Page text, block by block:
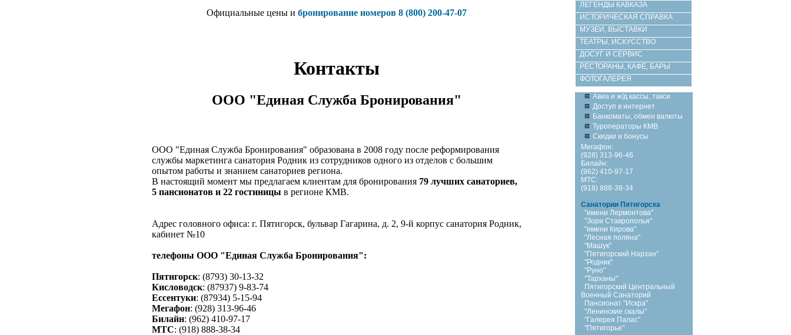
Официальные цены и бронирование номеров 8 (800) 200-47-07
Контакты
ООО "Единая Служба Бронирования"
ООО "Единая Служба Бронирования" образована в 2008 году после реформирования
службы маркетинга санатория Родник из сотрудников одного из отделов с большим
опытом работы и знанием санаториев региона.
В настоящий момент мы предлагаем клиентам для бронирования 79 лучших санаториев,
5 пансионатов и 22 гостиницы в регионе КМВ.
Адрес головного офиса: г. Пятигорск, бульвар Гагарина, д. 2, 9-й корпус санатория Родник,
кабинет №10
телефоны ООО "Единая Служба Бронирования":
Пятигорск: (8793) 30-13-32
Кисловодск: (87937) 9-83-74
Ессентуки: (87934) 5-15-94
Мегафон: (928) 313-96-46
Билайн: (962) 410-97-17
МТС: (918) 888-38-34
ЛЕГЕНДЫ КАВКАЗА
ИСТОРИЧЕСКАЯ СПРАВКА
МУЗЕИ, ВЫСТАВКИ
ТЕАТРЫ, ИСКУССТВО
ДОСУГ И СЕРВИС
РЕСТОРАНЫ, КАФЕ, БАРЫ
ФОТОГАЛЕРЕЯ
Авиа и ж/д кассы, такси
Доступ в интернет
Банкоматы, обмен валюты
Туроператоры КМВ
Скидки и бонусы
Мегафон:
(928) 313-96-46
Билайн:
(962) 410-97-17
МТС:
(918) 888-38-34
Санатории Пятигорска
"имени Лермонтова"
"Зори Ставрополья"
"имени Кирова"
"Лесная поляна"
"Машук"
"Пятигорский Нарзан"
"Родник"
"Руно"
"Тарханы"
Пятигорский Центральный
Военный Санаторий
Пансионат "Искра"
"Ленинские скалы"
"Галерея Палас"
"Пятигорье"